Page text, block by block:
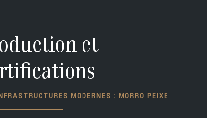
et
MODERNES : MORRO PEIXE